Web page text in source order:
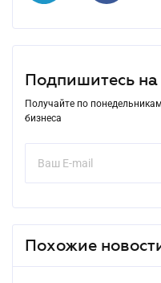
Подпишитесь на
Получайте по
бизнеса
Похожие